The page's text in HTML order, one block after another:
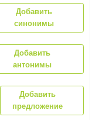
Добавить
синонимы
Добавить
антонимы
Добавить
предложение